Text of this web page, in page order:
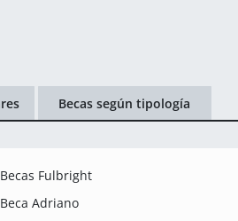
Becas según tipología
Becas Fulbright
Beca Adriano